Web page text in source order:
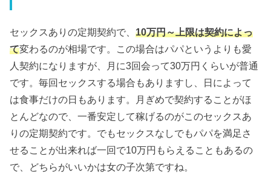
セックスありの定期契約で、10万円～上限は契約によっ
て変わるのが相場です。この場合はパパというよりも愛
人契約になりますが、月に3回会って30万円くらいが普通
です。毎回セックスする場合もありますし、日によって
は食事だけの日もあります。月ぎめで契約することがほ
とんどなので、一番安定して稼げるのがこのセックスあ
りの定期契約です。でもセックスなしでもパパを満足さ
せることが出来れば一回で10万円もらえることもあるの
で、どちらがいいかは女の子次第ですね。